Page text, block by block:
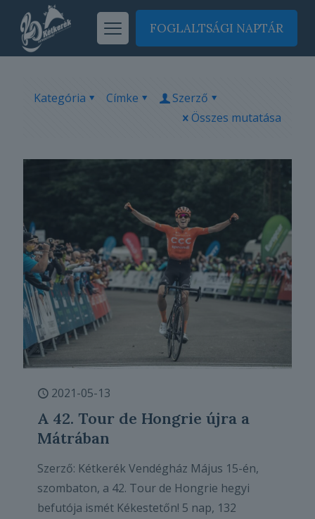
FOGLALTSÁGI NAPTÁR
Kategória Címke
Szerző
Összes mutatása
2021-05-13
A 42. Tour de Hongrie újra a
Mátrában
Szerző: Kétkerék Vendégház Május 15-én,
szombaton, a 42. Tour de Hongrie hegyi
befutója ismét Kékestetőn! 5 nap, 132